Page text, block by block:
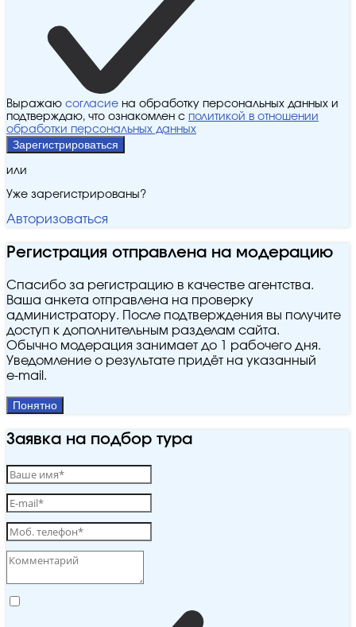
Выражаю согласие на обработку персональных данных и
подтверждаю, что ознакомлен с политикой в отношении
обработки персональных данных
Зарегистрироваться
или
Уже зарегистрированы?
Авторизоваться
Регистрация отправлена на модерацию
Спасибо за регистрацию в качестве агентства.
Ваша анкета отправлена на проверку
администратору. После подтверждения вы получите
доступ к дополнительным разделам сайта.
Обычно модерация занимает до 1 рабочего дня.
Уведомление о результате придёт на указанный
e‑mail.
Понятно
Заявка на подбор тура